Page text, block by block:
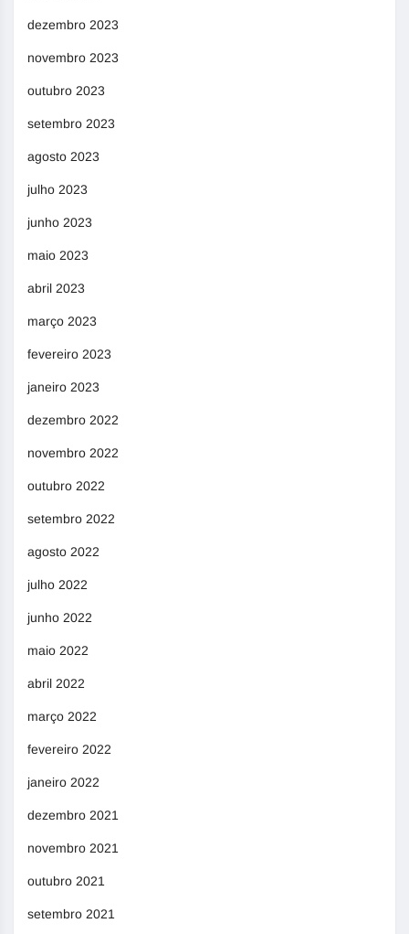
dezembro 2023
novembro 2023
outubro 2023
setembro 2023
agosto 2023
julho 2023
junho 2023
maio 2023
abril 2023
março 2023
fevereiro 2023
janeiro 2023
dezembro 2022
novembro 2022
outubro 2022
setembro 2022
agosto 2022
julho 2022
junho 2022
maio 2022
abril 2022
março 2022
fevereiro 2022
janeiro 2022
dezembro 2021
novembro 2021
outubro 2021
setembro 2021